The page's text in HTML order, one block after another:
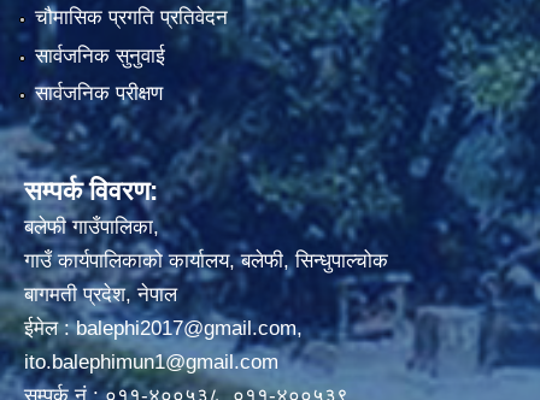
चौमासिक प्रगति प्रतिवेदन
सार्वजनिक सुनुवाई
सार्वजनिक परीक्षण
सम्पर्क विवरण:
बलेफी गाउँपालिका,
गाउँ कार्यपालिकाको कार्यालय, बलेफी, सिन्धुपाल्चोक
बागमती प्रदेश, नेपाल
ईमेल :balephi2017@gmail.com,
ito.balephimun1@gmail.com